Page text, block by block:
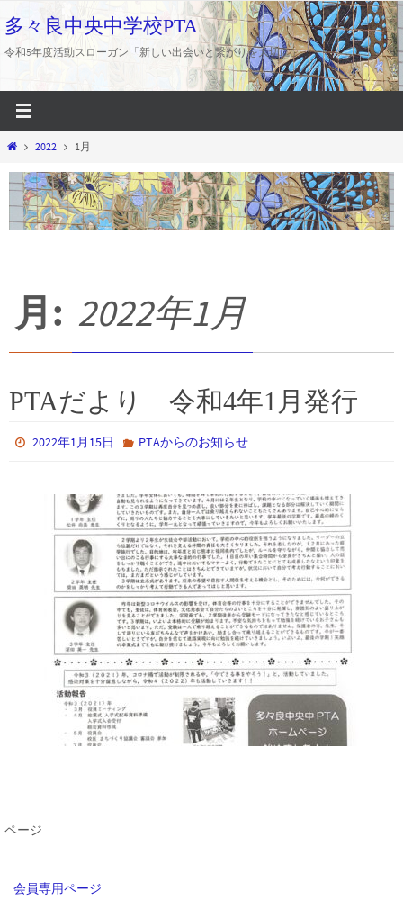
ン
テ
へ
ス
キ
プ
多々良中央中学校PTA
令和5年度活動スローガン「新しい出会いと繋がりを大切に」
ホ
ム
2022 1月
月: 2022年1月
PTAだより 令和4年1月発行
2022年1月15日 PTAからのお知らせ
ページ
会員専用ページ